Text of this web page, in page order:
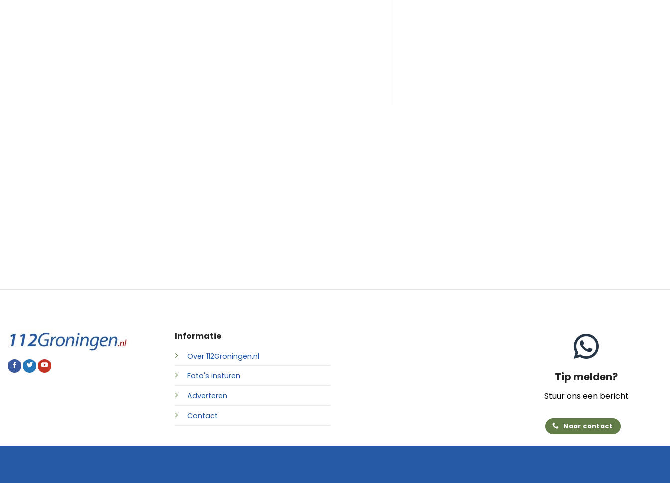
Informatie
Over 112Groningen.nl
Foto's insturen
Adverteren
Contact
Tip melden?
Stuur ons een bericht
Naar contact